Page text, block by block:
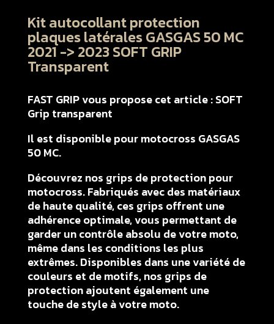
Kit autocollant protection
plaques latérales GASGAS 50 MC
2021 -> 2023 SOFT GRIP
Transparent
FAST GRIP vous propose cet article : SOFT
Grip transparent
Il est disponible pour motocross GASGAS
50 MC.
Découvrez nos grips de protection pour
motocross. Fabriqués avec des matériaux
de haute qualité, ces grips offrent une
adhérence optimale, vous permettant de
garder un contrôle absolu de votre moto,
même dans les conditions les plus
extrêmes. Disponibles dans une variété de
couleurs et de motifs, nos grips de
protection ajoutent également une
touche de style à votre moto.